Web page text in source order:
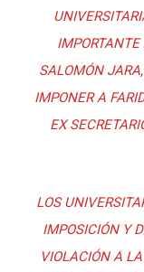
SALOMÓN
IMPONER A
EX
LOS
IMPOSICIÓN Y
VIOLACIÓN A